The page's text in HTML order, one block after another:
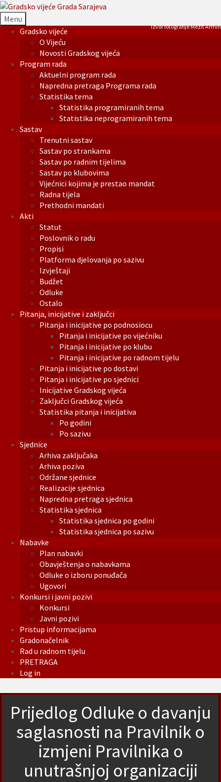
Menu
Gradsko vijeće
O Vijeću
Novosti Gradskog vijeća
Program rada
Aktuelni program rada
Napredna pretraga Programa rada
Statistika tema
Statistika programiranih tema
Statistika neprogramiranih tema
Sastav
Trenutni sastav
Sastav po strankama
Sastav po radnim tijelima
Sastav po klubovima
Vijećnici kojima je prestao mandat
Radna tijela
Prethodni mandati
Akti
Statut
Poslovnik o radu
Propisi
Platforma djelovanja po sazivu
Izvještaji
Budžet
Odluke
Ostalo
Pitanja, inicijative i zaključci
Pitanja i inicijative po podnosiocu
Pitanja i inicijative po vijećniku
Pitanja i inicijative po klubu
Pitanja i inicijative po radnom tijelu
Pitanja i inicijative po dostavi
Pitanja i inicijative po sjednici
Inicijative Gradskog vijeća
Zaključci Gradskog vijeća
Statistika pitanja i inicijativa
Po godini
Po sazivu
Sjednice
Arhiva zaključaka
Arhiva poziva
Održane sjednice
Realizacije sjednica
Napredna pretraga sjednica
Statistika sjednica
Statistika sjednica po godini
Statistika sjednica po sazivu
Nabavke
Plan nabavki
Obavještenja o nabavkama
Odluke o izboru ponuđača
Ugovori
Konkursi i javni pozivi
Konkursi
Javni pozivi
Pristup informacijama
Gradonačelnik
Rad u radnom tijelu
PRETRAGA
Log in
Izvor fotografije Mezit Armin
Prijedlog Odluke o davanju
saglasnosti na Pravilnik o
izmjeni Pravilnika o
unutrašnjoj organizaciji